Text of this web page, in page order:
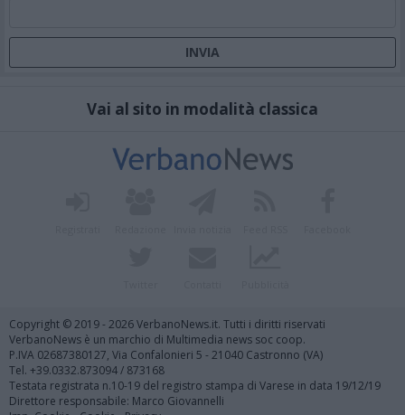
Vai al sito in modalità classica
Copyright © 2019 - 2026 VerbanoNews.it. Tutti i diritti riservati
VerbanoNews è un marchio di Multimedia news soc coop.
P.IVA 02687380127, Via Confalonieri 5 - 21040 Castronno (VA)
Tel. +39.0332.873094 / 873168
Testata registrata n.10-19 del registro stampa di Varese in data 19/12/19
Direttore responsabile: Marco Giovannelli